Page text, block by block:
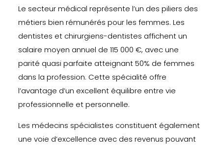
Le secteur médical représente l’un des piliers des
métiers bien rémunérés pour les femmes. Les
dentistes et chirurgiens-dentistes affichent un
salaire moyen annuel de 115 000 €, avec une
parité quasi parfaite atteignant 50% de femmes
dans la profession. Cette spécialité offre
l’avantage d’un excellent équilibre entre vie
professionnelle et personnelle.
Les médecins spécialistes constituent également
une voie d’excellence avec des revenus pouvant